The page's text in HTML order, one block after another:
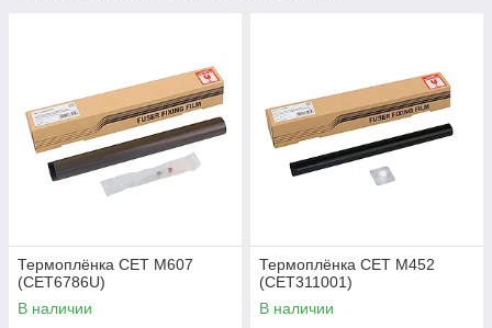
Термоплёнка CET M607
(CET6786U)
В наличии
Термоплёнка CET M452
(CET311001)
В наличии